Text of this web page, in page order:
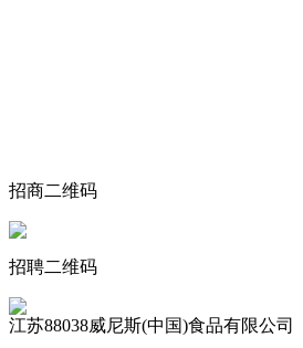
招商二维码
招聘二维码
江苏88038威尼斯(中国)食品有限公司